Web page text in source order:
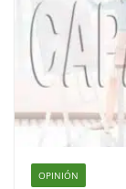
OPINIÓN